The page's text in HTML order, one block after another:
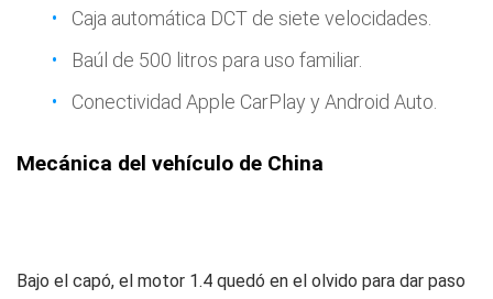
Caja automática DCT de siete velocidades.
Baúl de 500 litros para uso familiar.
Conectividad Apple CarPlay y Android Auto.
Mecánica del vehículo de China
Bajo el capó, el motor 1.4 quedó en el olvido para dar paso